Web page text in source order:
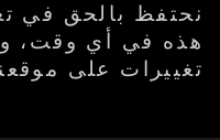
نحتفظ بالحق في
هذه في أي وقت،
تغييرات على